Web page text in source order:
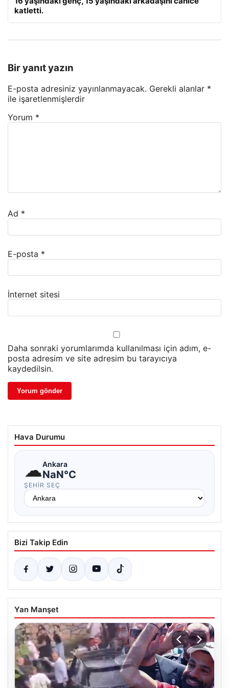
katletti.
Bir yanıt yazın
E-posta adresiniz yayınlanmayacak. Gerekli alanlar *
ile işaretlenmişlerdir
Yorum *
Ad *
E-posta *
İnternet sitesi
Daha sonraki yorumlarımda kullanılması için adım, e-
posta adresim ve site adresim bu tarayıcıya
kaydedilsin.
Hava Durumu
☁Ankara
NaN°C
ŞEHIR SEÇ
Bizi Takip Edin
Yan Manşet